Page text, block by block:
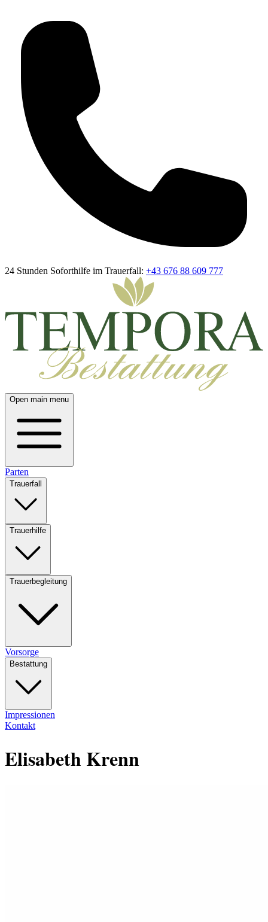
24 Stunden Soforthilfe im Trauerfall: +43 676 88 609 777
Open main menu
Parten
Trauerfall
Trauerhilfe
Trauerbegleitung
Vorsorge
Bestattung
Impressionen
Kontakt
Elisabeth Krenn